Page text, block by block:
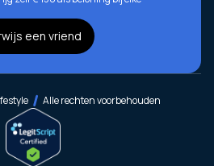
een vriend
Alle rechten voorbehouden